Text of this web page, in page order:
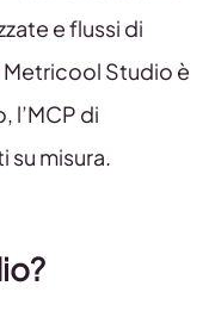
e flussi di
Metricool Studio è
l’MCP di
su misura.